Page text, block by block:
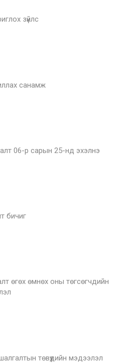
зүйлс
санамж
06-р сарын 25-нд эхэлнэ
бичиг
өгөх өмнөх оны төгсөгчдийн
төвүүдийн мэдээлэл